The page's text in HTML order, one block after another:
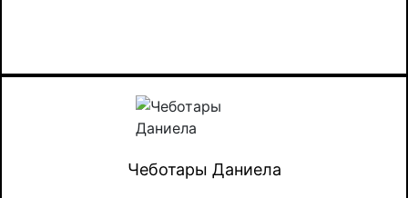
Чеботары Даниела